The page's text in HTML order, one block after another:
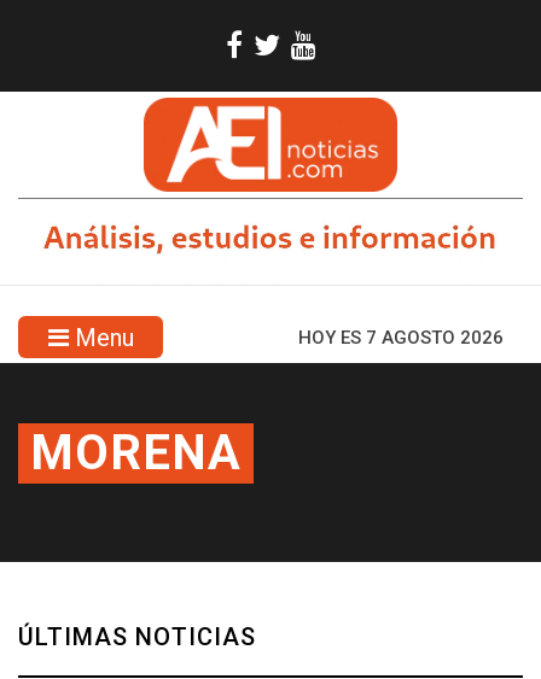
Menu HOY ES 7 AGOSTO 2026
MORENA
ÚLTIMAS NOTICIAS